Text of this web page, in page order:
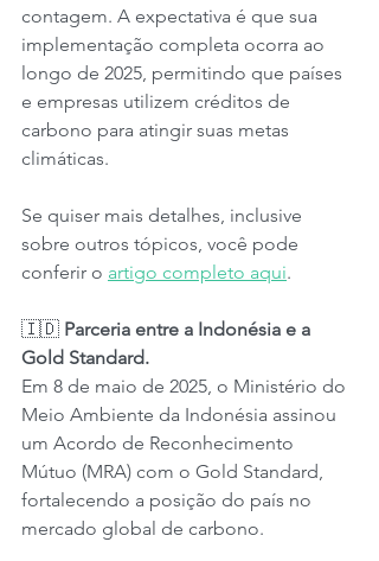
contagem. A expectativa é que sua
implementação completa ocorra ao
longo de 2025, permitindo que países
e empresas utilizem créditos de
carbono para atingir suas metas
climáticas.
Se quiser mais detalhes, inclusive
sobre outros tópicos, você pode
conferir o artigo completo aqui.
🇮🇩 Parceria entre a Indonésia e a
Gold Standard.
Em 8 de maio de 2025, o Ministério do
Meio Ambiente da Indonésia assinou
um Acordo de Reconhecimento
Mútuo (MRA) com o Gold Standard,
fortalecendo a posição do país no
mercado global de carbono.